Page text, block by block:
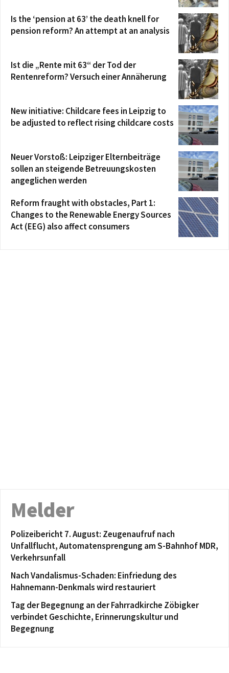
Is the ‘pension at 63’ the death knell for
pension reform? An attempt at an analysis
Ist die „Rente mit 63“ der Tod der
Rentenreform? Versuch einer Annäherung
New initiative: Childcare fees in Leipzig to
be adjusted to reflect rising childcare costs
Neuer Vorstoß: Leipziger Elternbeiträge
sollen an steigende Betreuungskosten
angeglichen werden
Reform fraught with obstacles, Part 1:
Changes to the Renewable Energy Sources
Act (EEG) also affect consumers
Melder
Polizeibericht 7. August: Zeugenaufruf nach
Unfallflucht, Automatensprengung am S-Bahnhof MDR,
Verkehrsunfall
Nach Vandalismus-Schaden: Einfriedung des
Hahnemann-Denkmals wird restauriert
Tag der Begegnung an der Fahrradkirche Zöbigker
verbindet Geschichte, Erinnerungskultur und
Begegnung